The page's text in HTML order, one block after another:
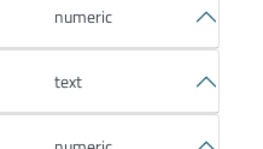
numeric
text